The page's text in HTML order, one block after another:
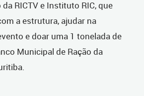
RICTV e Instituto RIC, que
a estrutura, ajudar na
e doar uma 1 tonelada de
Municipal de Ração da